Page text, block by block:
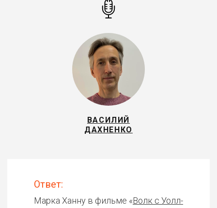
ВАСИЛИЙ
ДАХНЕНКО
Ответ:
Марка Ханну в фильме «Волк с Уолл-